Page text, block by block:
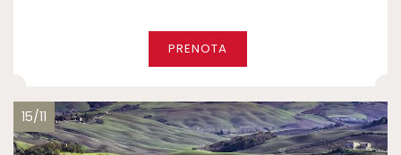
PRENOTA
15/11